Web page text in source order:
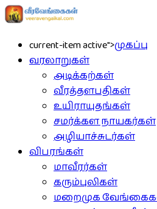
current-item active">முகப்பு
வரலாறுகள்
அடிக்கற்கள்
வீரத்தளபதிகள்
உயிராயுதங்கள்
சமர்க்கள நாயகர்கள்
அழியாச்சுடர்கள்
விபரங்கள்
மாவீரர்கள்
கரும்புலிகள்
மறைமுக